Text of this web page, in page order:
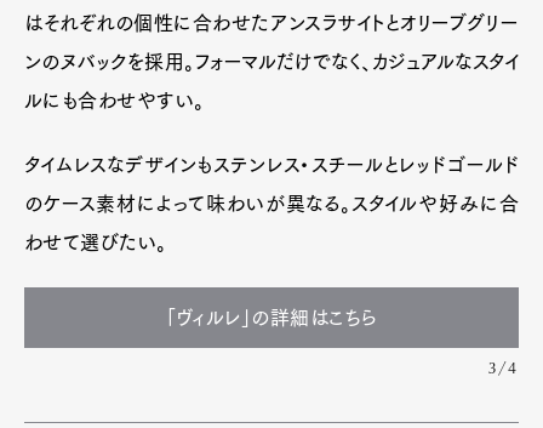
はそれぞれの個性に合わせたアンスラサイトとオリーブグリー
ンのヌバックを採用。フォーマルだけでなく、カジュアルなスタイ
ルにも合わせやすい。
タイムレスなデザインもステンレス・スチールとレッドゴールド
のケース素材によって味わいが異なる。スタイルや好みに合
わせて選びたい。
「ヴィルレ」の詳細はこちら
3/4